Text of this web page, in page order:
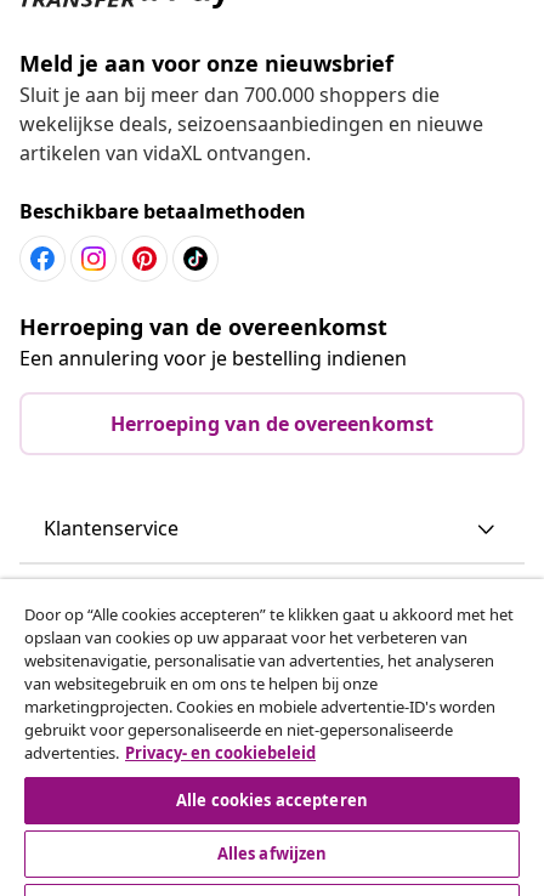
Meld je aan voor onze nieuwsbrief
Sluit je aan bij meer dan 700.000 shoppers die
wekelijkse deals, seizoensaanbiedingen en nieuwe
artikelen van vidaXL ontvangen.
Beschikbare betaalmethoden
Herroeping van de overeenkomst
Een annulering voor je bestelling indienen
Herroeping van de overeenkomst
Klantenservice
vidaXL
Ontdek meer
Door op “Alle cookies accepteren” te klikken gaat u akkoord met het
opslaan van cookies op uw apparaat voor het verbeteren van
websitenavigatie, personalisatie van advertenties, het analyseren
van websitegebruik en om ons te helpen bij onze
marketingprojecten. Cookies en mobiele advertentie-ID's worden
gebruikt voor gepersonaliseerde en niet-gepersonaliseerde
advertenties. Privacy- en cookiebeleid
Alle cookies accepteren
Alles afwijzen